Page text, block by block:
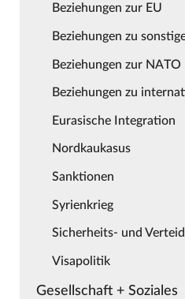
Beziehungen zur EU
Beziehungen zu
Beziehungen zur NATO
Beziehungen zu
Eurasische Integration
Nordkaukasus
Sanktionen
Syrienkrieg
Sicherheits- und
Visapolitik
Gesellschaft + Soziales